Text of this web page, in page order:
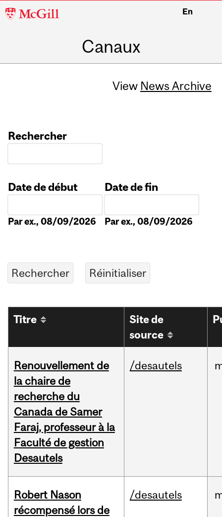
McGill
En
Canaux
View News Archive
Rechercher
Date de début
Par ex., 08/09/2026
Date de fin
Par ex., 08/09/2026
Titre
Site de
source
Renouvellement de
la chaire de
recherche du
Canada de Samer
Faraj, professeur à la
Faculté de gestion
Desautels
/desautels
Robert Nason
récompensé lors de
/desautels